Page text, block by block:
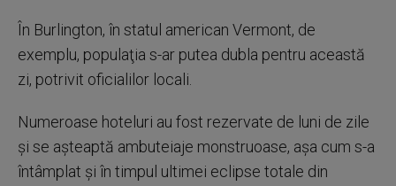
În Burlington, în statul american Vermont, de
exemplu, populaţia s-ar putea dubla pentru această
zi, potrivit oficialilor locali.
Numeroase hoteluri au fost rezervate de luni de zile
şi se aşteaptă ambuteiaje monstruoase, aşa cum s-a
întâmplat şi în timpul ultimei eclipse totale din